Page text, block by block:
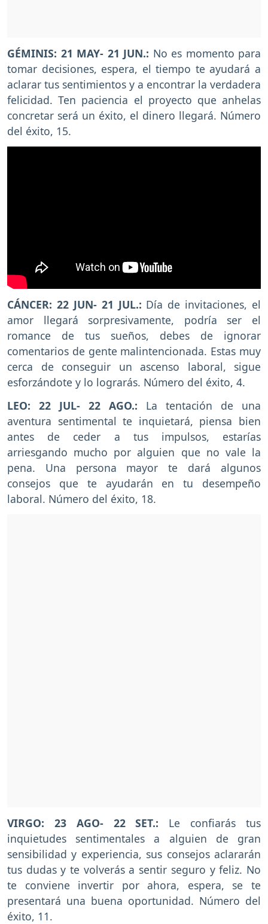
GÉMINIS: 21 MAY- 21 JUN.: No es momento para
tomar decisiones, espera, el tiempo te ayudará a
aclarar tus sentimientos y a encontrar la verdadera
felicidad. Ten paciencia el proyecto que anhelas
concretar será un éxito, el dinero llegará. Número
del éxito, 15.
CÁNCER: 22 JUN- 21 JUL.: Día de invitaciones, el
amor llegará sorpresivamente, podría ser el
romance de tus sueños, debes de ignorar
comentarios de gente malintencionada. Estas muy
cerca de conseguir un ascenso laboral, sigue
esforzándote y lo lograrás. Número del éxito, 4.
LEO: 22 JUL- 22 AGO.: La tentación de una
aventura sentimental te inquietará, piensa bien
antes de ceder a tus impulsos, estarías
arriesgando mucho por alguien que no vale la
pena. Una persona mayor te dará algunos
consejos que te ayudarán en tu desempeño
laboral. Número del éxito, 18.
VIRGO: 23 AGO- 22 SET.: Le confiarás tus
inquietudes sentimentales a alguien de gran
sensibilidad y experiencia, sus consejos aclararán
tus dudas y te volverás a sentir seguro y feliz. No
te conviene invertir por ahora, espera, se te
presentará una buena oportunidad. Número del
éxito, 11.